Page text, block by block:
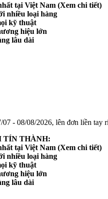
tại Việt Nam (Xem chi tiết)
nhiều loại hàng
kỹ thuật
hiệu lớn
lâu dài
07 - 08/08/2026, lên đơn liền tay
TÍN THÀNH:
tại Việt Nam (Xem chi tiết)
nhiều loại hàng
kỹ thuật
hiệu lớn
lâu dài